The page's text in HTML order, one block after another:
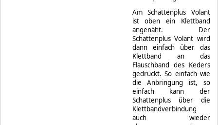
Am Schattenplus Volant
ist oben ein Klettband
angenäht. Der
Schattenplus Volant wird
dann einfach über das
Klettband an das
Flauschband des Keders
gedrückt. So einfach wie
die Anbringung ist, so
einfach kann der
Schattenplus über die
Klettbandverbindung
auch wieder